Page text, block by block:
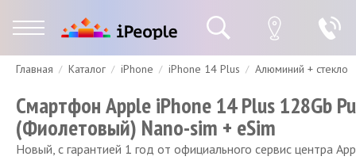
Гарантия Доставка и оплата Спецпредложения Скидки
Главная Каталог iPhone iPhone 14 Plus Алюминий + стекло
Смартфон Apple iPhone 14 Plus 128Gb
(Фиолетовый) Nano-sim + eSim
Новый, с гарантией 1 год от официального сервис центра